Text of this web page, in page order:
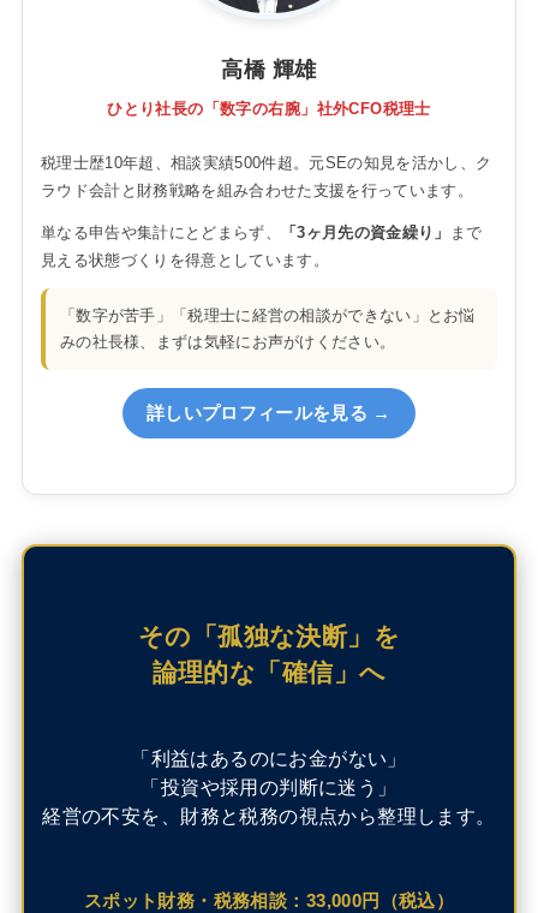
高橋 輝雄
ひとり社長の「数字の右腕」社外CFO税理士
税理士歴10年超、相談実績500件超。元SEの知見を活かし、ク
ラウド会計と財務戦略を組み合わせた支援を行っています。
単なる申告や集計にとどまらず、 「3ヶ月先の資金繰り」
まで
見える状態づくりを得意としています。
「数字が苦手」「税理士に経営の相談ができない」とお悩
みの社長様、まずは気軽にお声がけください。
詳しいプロフィールを見る →
その「孤独な決断」を
論理的な「確信」へ
「利益はあるのにお金がない」
「投資や採用の判断に迷う」
経営の不安を、財務と税務の視点から整理します。
スポット財務・税務相談：33,000円（税込）